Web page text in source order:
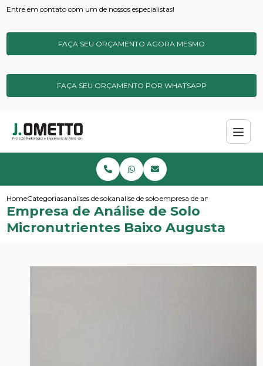
Entre em contato com um de nossos especialistas!
FAÇA SEU ORÇAMENTO AGORA MESMO
FAÇA SEU ORÇAMENTO POR WHATSAPP
HomeCategoriasanalises de solos e sedimentos
analise de solo amostragemempresa de analise de solo
Empresa de Análise de Solo
Micronutrientes Baixo Augusta